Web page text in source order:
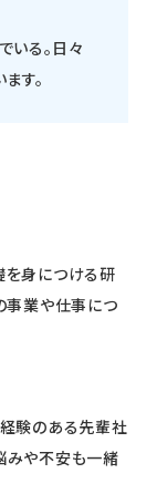
いる。日々
す。
を身につける研
事業や仕事につ
験のある先輩社
みや不安も一緒